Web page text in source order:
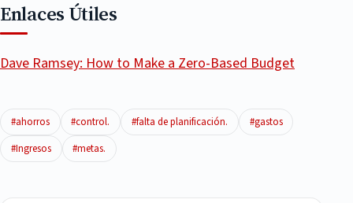
Enlaces Útiles
Dave Ramsey: How to Make a Zero-Based Budget
#ahorros #control. #falta de planificación.
#gastos
#Ingresos
#metas.